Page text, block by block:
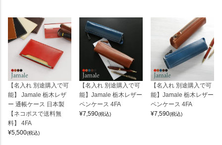
【名入れ 別途購入で可
能】 Jamale 栃木レザ
ー 通帳ケース 日本製
【ネコポスで送料無
料】 4FA
¥5,500(税込)
【名入れ 別途購入で可
能】Jamale 栃木レザー
ペンケース 4FA
¥7,590(税込)
【名入れ 別途購入で可
能】Jamale 栃木レザー
ペンケース 4FA
¥7,590(税込)